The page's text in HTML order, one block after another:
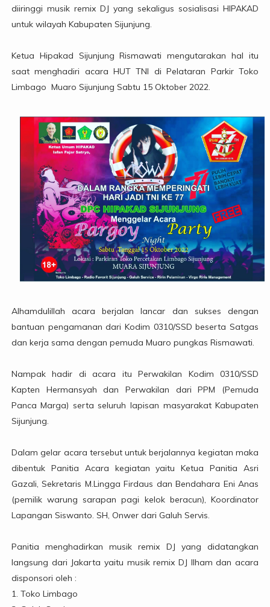
diiringgi musik remix DJ yang sekaligus sosialisasi HIPAKAD
untuk wilayah Kabupaten Sijunjung.
Ketua Hipakad Sijunjung Rismawati mengutarakan hal itu
saat menghadiri acara HUT TNI di Pelataran Parkir Toko
Limbago Muaro Sijunjung Sabtu 15 Oktober 2022.
Alhamdulillah acara berjalan lancar dan sukses dengan
bantuan pengamanan dari Kodim 0310/SSD beserta Satgas
dan kerja sama dengan pemuda Muaro pungkas Rismawati.
Nampak hadir di acara itu Perwakilan Kodim 0310/SSD
Kapten Hermansyah dan Perwakilan dari PPM (Pemuda
Panca Marga) serta seluruh lapisan masyarakat Kabupaten
Sijunjung.
Dalam gelar acara tersebut untuk berjalannya kegiatan maka
dibentuk Panitia Acara kegiatan yaitu Ketua Panitia Asri
Gazali, Sekretaris M.Lingga Firdaus dan Bendahara Eni Anas
(pemilik warung sarapan pagi kelok beracun), Koordinator
Lapangan Siswanto. SH, Onwer dari Galuh Servis.
Panitia menghadirkan musik remix DJ yang didatangkan
langsung dari Jakarta yaitu musik remix DJ Ilham dan acara
disponsori oleh :
1. Toko Limbago